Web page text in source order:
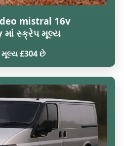
mistral 16v
માં સ્ક્રેપ મૂલ્ય
મૂલ્ય £304 છે